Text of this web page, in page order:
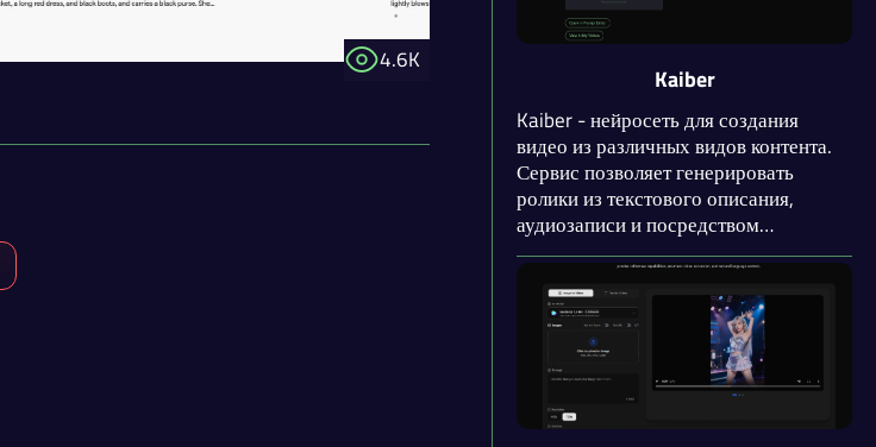
4.6K
Kaiber
Kaiber - нейросеть для создания
видео из различных видов контента.
Сервис позволяет генерировать
ролики из текстового описания,
аудиозаписи и посредством
оживления изображений. Кроме того,
доступно изменения стиля ваших
видео. После окончания работы
нейросети Kaiber может увеличить
разрешение видеоролика в 2 или 4
раза.